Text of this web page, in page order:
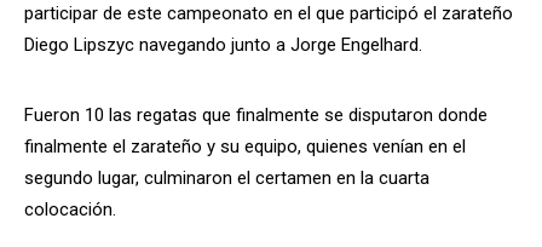
participar de este campeonato en el que participó el zarateño
Diego Lipszyc navegando junto a Jorge Engelhard.
Fueron 10 las regatas que finalmente se disputaron donde
finalmente el zarateño y su equipo, quienes venían en el
segundo lugar, culminaron el certamen en la cuarta
colocación.